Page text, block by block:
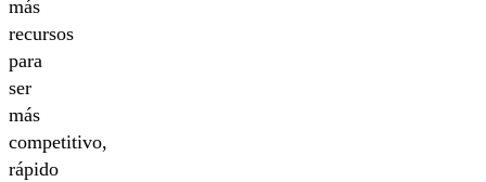
más
recursos
para
ser
más
competitivo,
rápido